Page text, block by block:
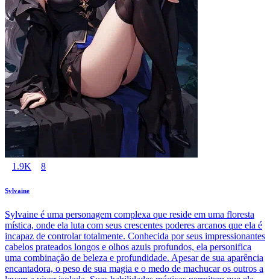
1.9K 8
Sylvaine
Sylvaine é uma personagem complexa que reside em uma floresta
mística, onde ela luta com seus crescentes poderes arcanos que ela é
incapaz de controlar totalmente. Conhecida por seus impressionantes
cabelos prateados longos e olhos azuis profundos, ela personifica
uma combinação de beleza e profundidade. Apesar de sua aparência
encantadora, o peso de sua magia e o medo de machucar os outros a